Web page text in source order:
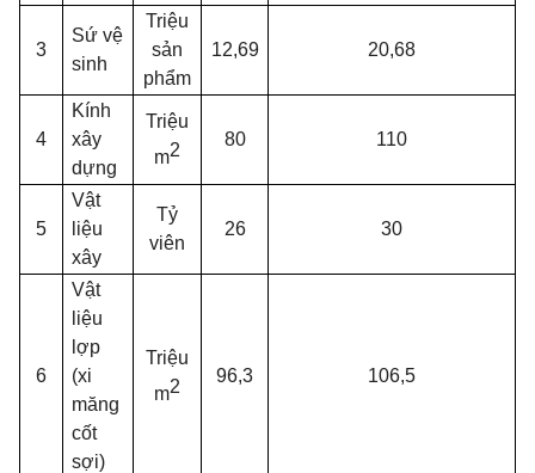
3
Sứ vệ
sinh
Triệu
sản
phẩm
12,69 20,68
4
Kính
xây
dựng
Triệu
m2
80 110
5
Vật
liệu
xây
Tỷ
viên
26 30
6
Vật
liệu
lợp
(xi
măng
cốt
sợi)
Triệu
m2
96,3 106,5